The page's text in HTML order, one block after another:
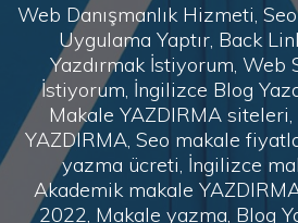
Web Danışmanlık Hizmeti,
Uygulama Yaptır, Back
Yazdırmak İstiyorum, Web
İstiyorum, İngilizce Blog
Makale YAZDIRMA
YAZDIRMA, Seo makale
yazma ücreti, İngilizce
Akademik makale
2022, Makale yazma, Blog